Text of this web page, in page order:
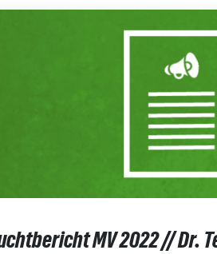
MV 2022 // Dr.